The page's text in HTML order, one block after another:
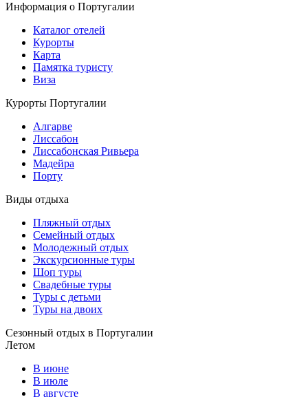
Информация о Португалии
Каталог отелей
Курорты
Карта
Памятка туристу
Виза
Курорты Португалии
Алгарве
Лиссабон
Лиссабонская Ривьера
Мадейра
Порту
Виды отдыха
Пляжный отдых
Семейный отдых
Молодежный отдых
Экскурсионные туры
Шоп туры
Свадебные туры
Туры с детьми
Туры на двоих
Сезонный отдых в Португалии
Летом
В июне
В июле
В августе